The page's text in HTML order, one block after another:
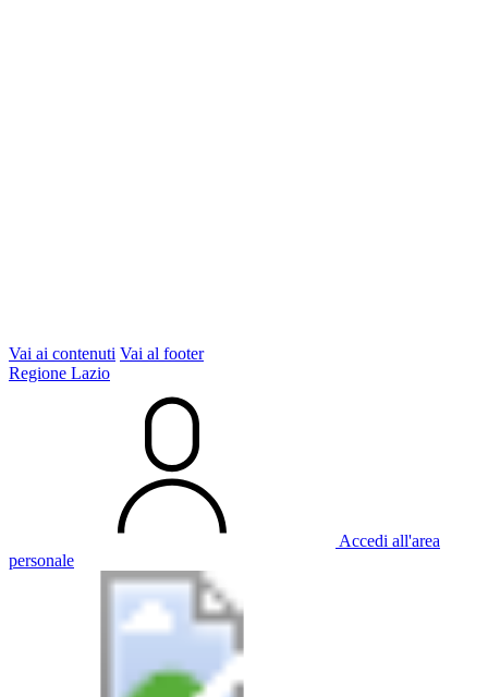
Vai ai contenuti Vai al footer
Regione Lazio
Accedi all'area
personale